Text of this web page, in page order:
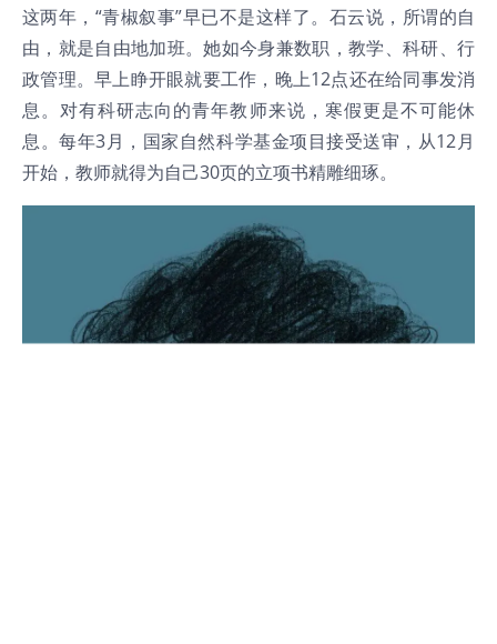
这两年，“青椒叙事”早已不是这样了。石云说，所谓的自
由，就是自由地加班。她如今身兼数职，教学、科研、行
政管理。早上睁开眼就要工作，晚上12点还在给同事发消
息。对有科研志向的青年教师来说，寒假更是不可能休
息。每年3月，国家自然科学基金项目接受送审，从12月
开始，教师就得为自己30页的立项书精雕细琢。